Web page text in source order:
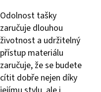
Odolnost tašky
zaručuje dlouhou
životnost a udržitelný
přístup materiálu
zaručuje, že se budete
cítit dobře nejen díky